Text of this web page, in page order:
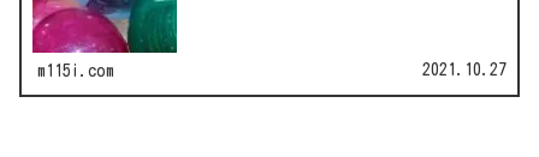
m115i.com 2021.10.27